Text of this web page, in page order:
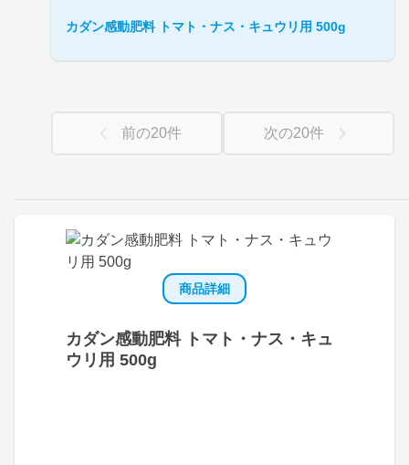
商品詳細
カダン感動肥料 トマト・ナス・キュ
ウリ用 500g
カダン感動肥料 トマト・ナス・キュウリ用 500g
前の20件 次の20件